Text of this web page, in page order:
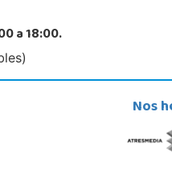
a 18:00.
Nos